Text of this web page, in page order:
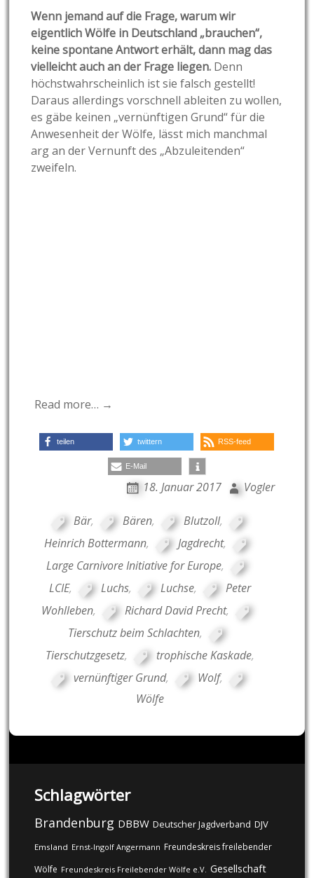
Wenn jemand auf die Frage, warum wir
eigentlich Wölfe in Deutschland „brauchen“,
keine spontane Antwort erhält, dann mag das
vielleicht auch an der Frage liegen. Denn
höchstwahrscheinlich ist sie falsch gestellt!
Daraus allerdings vorschnell ableiten zu wollen,
es gäbe keinen „vernünftigen Grund“ für die
Anwesenheit der Wölfe, lässt mich manchmal
arg an der Vernunft des „Abzuleitenden“
zweifeln.
Read more… →
teilen twittern RSS-feed
E-Mail
18. Januar 2017 Vogler
Bär, Bären, Blutzoll,
Heinrich Bottermann, Jagdrecht,
Large Carnivore Initiative for Europe,
LCIE, Luchs, Luchse,
Peter
Wohlleben, Richard David Precht,
Tierschutz beim Schlachten,
Tierschutzgesetz, trophische Kaskade,
vernünftiger Grund, Wolf,
Wölfe
Schlagwörter
Brandenburg DBBW Deutscher Jagdverband DJV
Emsland Ernst-Ingolf Angermann Freundeskreis freilebender
Wölfe Freundeskreis Freilebender Wölfe e.V. Gesellschaft